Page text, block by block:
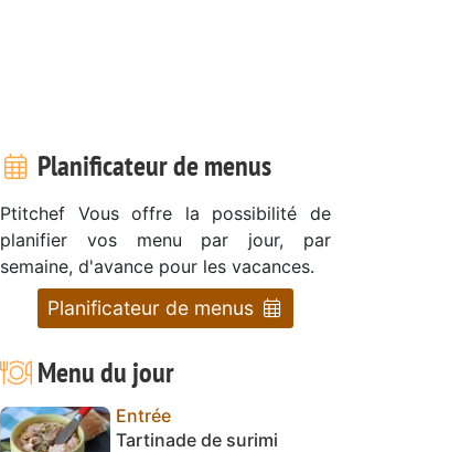
Planificateur de menus
Ptitchef Vous offre la possibilité de
planifier vos menu par jour, par
semaine, d'avance pour les vacances.
Planificateur de menus
Menu du jour
Entrée
Tartinade de surimi